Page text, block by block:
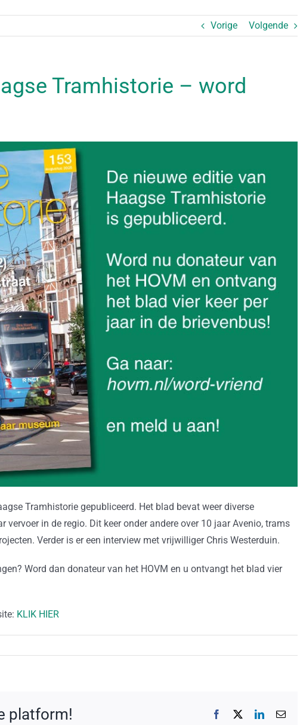
Vorige Volgende
Tramhistorie – word
Tramhistorie gepubliceerd. Het blad bevat weer diverse
vervoer in de regio. Dit keer onder andere over 10 jaar Avenio, trams
Verder is er een interview met vrijwilliger Chris Westerduin.
Word dan donateur van het HOVM en u ontvangt het blad vier
KLIK HIER
platform! Facebook LinkedIn
E-